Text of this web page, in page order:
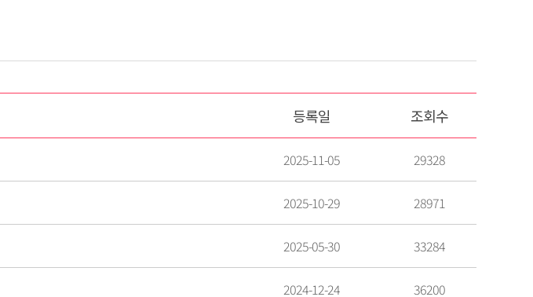
등록일 조회수
2025-11-05 29328
2025-10-29 28971
2025-05-30 33284
2024-12-24 36200